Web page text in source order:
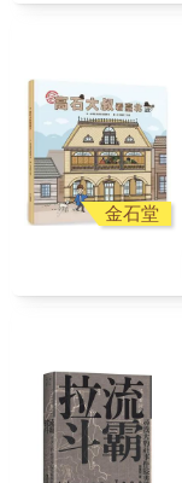
金石堂